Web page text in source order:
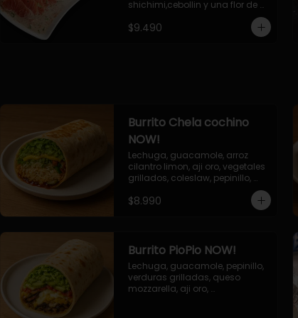
shichimi,cebollin y una flor de
$9.490
Burrito Chela cochino
NOW!
Lechuga, guacamole, arroz
cilantro limon, aji oro, vegetales
grillados, coleslaw, pepinillo,
$8.990
Burrito PioPio NOW!
Lechuga, guacamole, pepinillo,
verduras grilladas, queso
mozzarella, aji oro,